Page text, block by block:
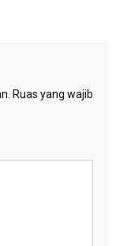
Ruas yang wajib